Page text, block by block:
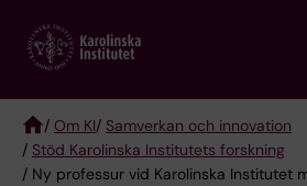
main
Breadcrumb
/ Om KI/ Samverkan och innovation
/ Stöd Karolinska Institutets forskning
/ Ny professur vid Karolinska Institutet